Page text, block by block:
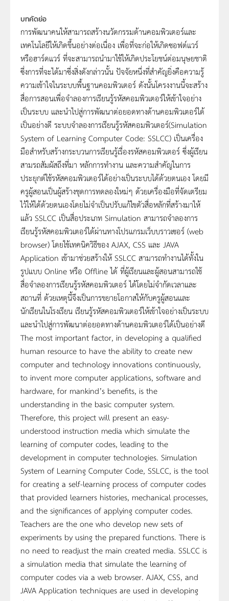
บทคัดย่อ
การพัฒนาคนให้สามารถสร้างนวัตกรรมด้านคอมพิวเตอร์และ
เทคโนโลยีให้เกิดขึ้นอย่างต่อเนื่อง เพื่อที่จะก่อให้เกิดซอฟต์แวร์
หรือฮาร์ดแวร์ ที่จะสามารถนำมาใช้ให้เกิดประโยชน์ต่อมนุษยชาติ
ซึ่งการที่จะได้มาซึ่งสิ่งดังกล่าวนั้น ปัจจัยหนึ่งที่สำคัญยิ่งคือความรู้
ความเข้าใจในระบบพื้นฐานคอมพิวเตอร์ ดังนั้นโครงงานนี้จะสร้าง
สื่อการสอนเพื่อจำลองการเรียนรู้รหัสคอมพิวเตอร์ให้เข้าใจอย่าง
เป็นระบบ และนำไปสู่การพัฒนาต่อยอดทางด้านคอมพิวเตอร์ได้
เป็นอย่างดี ระบบจำลองการเรียนรู้รหัสคอมพิวเตอร์(Simulation
System of Learning Computer Code: SSLCC) เป็นเครื่อง
มือสำหรับสร้างกระบวนการเรียนรู้เรื่องรหัสคอมพิวเตอร์ ซึ่งผู้เรียน
สามรถสัมผัสถึงที่มา หลักการทำงาน และความสำคัญในการ
ประยุกต์ใช้รหัสคอมพิวเตอร์ได้อย่างเป็นระบบได้ด้วยตนเอง โดยมี
ครูผู้สอนเป็นผู้สร้างชุดการทดลองใหม่ๆ ด้วยเครื่องมือที่จัดเตรียม
ไว้ให้ได้ด้วยตนเองโดยไม่จำเป็นปรับแก้ไขตัวสื่อหลักที่สร้างมาให้
แล้ว SSLCC เป็นสื่อประเภท Simulation สามารถจำลองการ
เรียนรู้รหัสคอมพิวเตอร์ได้ผ่านทางโปรแกรมเว็บบราวเซอร์ (web
browser) โดยใช้เทคนิควิธีของ AJAX, CSS และ JAVA
Application เข้ามาช่วยสร้างให้ SSLCC สามารถทำงานได้ทั้งใน
รูปแบบ Online หรือ Offline ได้ ที่ผู้เรียนและผู้สอนสามารถใช้
สื่อจำลองการเรียนรู้รหัสคอมพิวเตอร์ ได้โดยไม่จำกัดเวลาและ
สถานที่ ด้วยเหตุนี้จึงเป็นการขยายโอกาสให้กับครูผู้สอนและ
นักเรียนในโรงเรียน เรียนรู้รหัสคอมพิวเตอร์ให้เข้าใจอย่างเป็นระบบ
และนำไปสู่การพัฒนาต่อยอดทางด้านคอมพิวเตอร์ได้เป็นอย่างดี
The most important factor, in developing a qualified
human resource to have the ability to create new
computer and technology innovations continuously,
to invent more computer applications, software and
hardware, for mankind’s benefits, is the
understanding in the basic computer system.
Therefore, this project will present an easy-
understood instruction media which simulate the
learning of computer codes, leading to the
development in computer technologies. Simulation
System of Learning Computer Code, SSLCC, is the tool
for creating a self-learning process of computer codes
that provided learners histories, mechanical processes,
and the significances of applying computer codes.
Teachers are the one who develop new sets of
experiments by using the prepared functions. There is
no need to readjust the main created media. SSLCC is
a simulation media that simulate the learning of
computer codes via a web browser. AJAX, CSS, and
JAVA Application techniques are used in developing